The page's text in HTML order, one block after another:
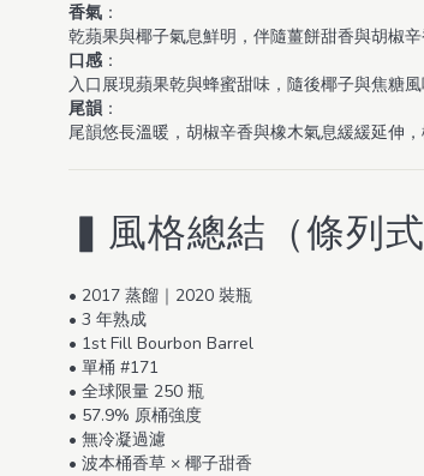
香氣 ：
乾蘋果與椰子氣息鮮明，伴隨薑餅甜香與胡椒
口感 ：
入口展現蘋果乾與蜂蜜甜味，隨後椰子與焦糖
尾韻 ：
尾韻悠長溫暖，胡椒辛香與橡木氣息緩緩延伸
▍風格總結（條列式
• 2017 蒸餾｜2020 裝瓶
• 3 年熟成
• 1st Fill Bourbon Barrel
• 單桶 #171
• 全球限量 250 瓶
• 57.9% 原桶強度
• 無冷凝過濾
• 波本桶香草 × 椰子甜香